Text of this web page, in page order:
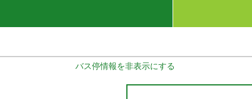
バス停情報を非表示にする